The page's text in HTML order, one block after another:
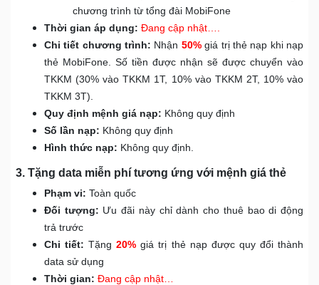
chương trình từ tổng đài MobiFone
Thời gian áp dụng: Đang cập nhật….
Chi tiết chương trình: Nhận 50%giá trị thẻ nạp khi nạp
thẻ MobiFone. Số tiền được nhận sẽ được chuyển vào
TKKM (30% vào TKKM 1T, 10% vào TKKM 2T, 10% vào
TKKM 3T).
Quy định mệnh giá nạp: Không quy định
Số lần nạp: Không quy định
Hình thức nạp: Không quy định.
3. Tặng data miễn phí tương ứng với mệnh giá thẻ
Phạm vi: Toàn quốc
Đối tượng: Ưu đãi này chỉ dành cho thuê bao di động
trả trước
Chi tiết: Tặng 20% giá trị thẻ nạp được quy đổi thành
data sử dụng
Thời gian: Đang cập nhật…